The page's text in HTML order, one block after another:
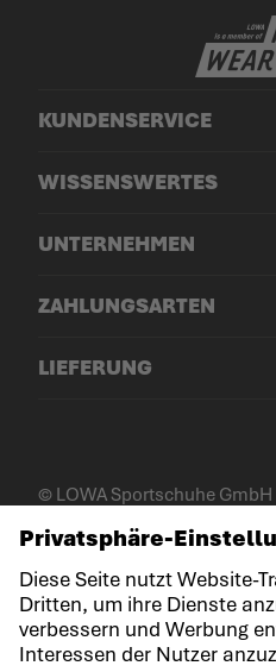
KUNDENSERVICE
WISSENSWERTES
UNTERNEHMEN
ZAHLUNGSARTEN
LIEFERUNG
© LOWA Sportschuhe GmbH
Impressum
Datenschutz
Cookies